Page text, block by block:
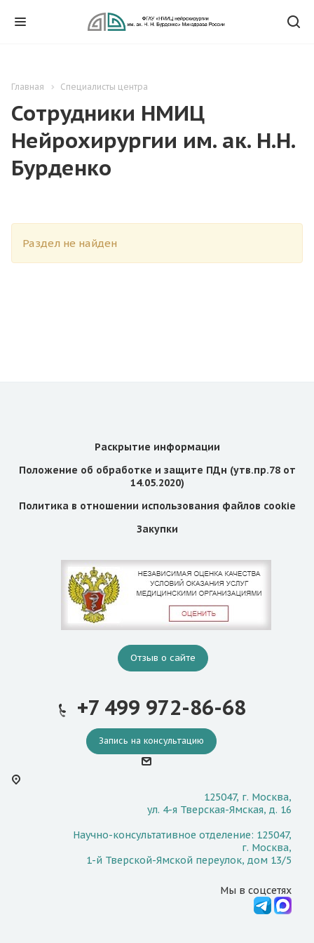
Главная Специалисты центра
Сотрудники НМИЦ
Нейрохирургии им. ак. Н.Н.
Бурденко
Раздел не найден
Раскрытие информации
Положение об обработке и защите ПДн (утв.пр.78 от
14.05.2020)
Политика в отношении использования файлов cookie
Закупки
Отзыв о сайте
+7 499 972-86-68
Запись на консультацию
125047, г. Москва,
ул. 4-я Тверская-Ямская, д. 16
Научно-консультативное отделение: 125047,
г. Москва,
1-й Тверской-Ямской переулок, дом 13/5
Мы в соцсетях